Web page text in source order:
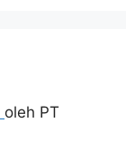
oleh PT